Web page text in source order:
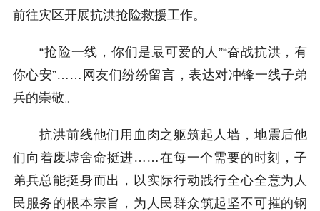
前往灾区开展抗洪抢险救援工作。
“抢险一线，你们是最可爱的人”“奋战抗洪，有
你心安”……网友们纷纷留言，表达对冲锋一线子弟
兵的崇敬。
抗洪前线他们用血肉之躯筑起人墙，地震后他
们向着废墟舍命挺进……在每一个需要的时刻，子
弟兵总能挺身而出，以实际行动践行全心全意为人
民服务的根本宗旨，为人民群众筑起坚不可摧的钢